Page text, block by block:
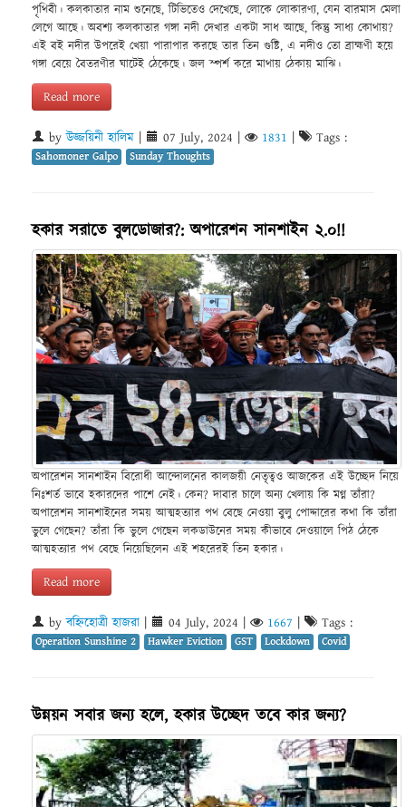
পৃথিবী। কলকাতার নাম শুনেছে, টিভিতেও দেখেছে, লোকে লোকারণ্য, যেন বারমাস মেলা
লেগে আছে। অবশ্য কলকাতার গঙ্গা নদী দেখার একটা সাধ আছে, কিন্তু সাধ্য কোথায়?
এই বই নদীর উপরেই খেয়া পারাপার করছে তার তিন গুষ্টি, এ নদীও তো ব্রাহ্মণী হয়ে
গঙ্গা বেয়ে বৈতরণীর ঘাটেই ঠেকেছে। জল স্পর্শ করে মাথায় ঠেকায় মাঝি।
Read more
byউজ্জয়িনী হালিম | 07 July, 2024 | 1831 | Tags :
Sahomoner Galpo Sunday Thoughts
হকার সরাতে বুলডোজার?: অপারেশন সানশাইন ২.০!!
অপারেশন সানশাইন বিরোধী আন্দোলনের কালজয়ী নেতৃত্বও আজকের এই উচ্ছেদ নিয়ে
নিঃশর্ত ভাবে হকারদের পাশে নেই। কেন? দাবার চালে অন্য খেলায় কি মগ্ন তাঁরা?
অপারেশন সানশাইনের সময় আত্মহত্যার পথ বেছে নেওয়া বুলু পোদ্দারের কথা কি তাঁরা
ভুলে গেছেন? তাঁরা কি ভুলে গেছেন লকডাউনের সময় কীভাবে দেওয়ালে পিঠ ঠেকে
আত্মহত্যার পথ বেছে নিয়েছিলেন এই শহরেরই তিন হকার।
Read more
byবহ্নিহোত্রী হাজরা 04 July, 2024 1667 Tags :
Operation Sunshine 2 Hawker Eviction GST Lockdown Covid
উন্নয়ন সবার জন্য হলে, হকার উচ্ছেদ তবে কার জন্য?